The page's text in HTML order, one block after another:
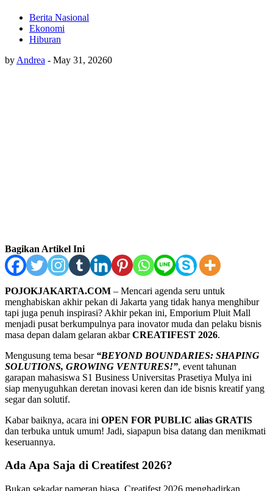
Berita Nasional
Ekonomi
Hiburan
by Andrea - May 31, 20260
Bagikan Artikel Ini
POJOKJAKARTA.COM – Mencari agenda seru untuk
menghabiskan akhir pekan di Jakarta yang tidak hanya menghibur
tapi juga penuh inspirasi? Akhir pekan ini, Emporium Pluit Mall
menjadi pusat berkumpulnya para inovator muda dan pelaku bisnis
masa depan dalam gelaran akbarCREATIFEST 2026.
Mengusung tema besar “BEYOND BOUNDARIES: SHAPING
SOLUTIONS, GROWING VENTURES!”, event tahunan
garapan mahasiswa S1 Business Universitas Prasetiya Mulya ini
siap menyuguhkan deretan inovasi keren dan ide bisnis kreatif yang
segar dan solutif.
Kabar baiknya, acara ini OPEN FOR PUBLIC alias GRATIS
dan terbuka untuk umum! Jadi, siapapun bisa datang dan menikmati
keseruannya.
Ada Apa Saja di Creatifest 2026?
Bukan sekadar pameran biasa, Creatifest 2026 menghadirkan